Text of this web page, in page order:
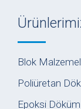
Blok
Poliüretan
Epoksi